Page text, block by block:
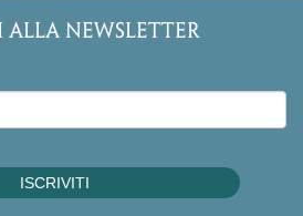
ALLA NEWSLETTER